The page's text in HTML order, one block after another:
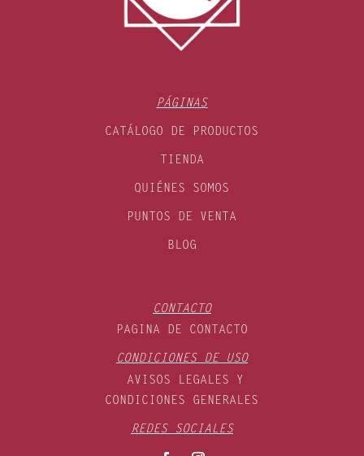
PÁGINAS
CATÁLOGO DE PRODUCTOS
TIENDA
QUIÉNES SOMOS
PUNTOS DE VENTA
BLOG
CONTACTO
PAGINA DE CONTACTO
CONDICIONES DE USO
AVISOS LEGALES Y
CONDICIONES GENERALES
REDES SOCIALES